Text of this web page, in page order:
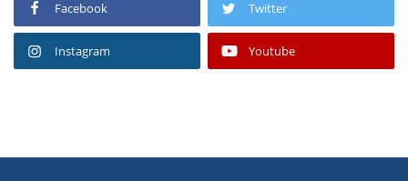
Facebook Twitter
Instagram Youtube